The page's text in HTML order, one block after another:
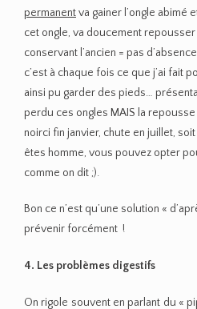
permanentva gainer l’ongle abimé
cet ongle, va doucement
conservant l’ancien = pas
c’est à chaque fois ce que j’ai fait
ainsi pu garder des pieds…
perdu ces ongles MAIS la
noirci fin janvier, chute en juillet,
êtes homme, vous pouvez opter
comme on dit ;).
Bon ce n’est qu’une solution «
prévenir forcément !
4. Les problèmes digestifs
On rigole souvent en parlant du «